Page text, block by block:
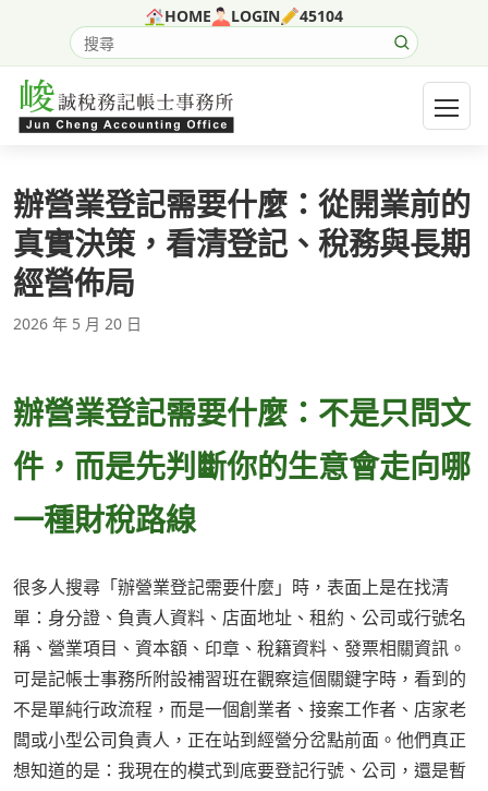
HOME LOGIN 45104
搜尋網站內容
開啟
辦營業登記需要什麼：從開業前的
真實決策，看清登記、稅務與長期
經營佈局
2026 年 5 月 20 日
辦營業登記需要什麼：不是只問文
件，而是先判斷你的生意會走向哪
一種財稅路線
很多人搜尋「辦營業登記需要什麼」時，表面上是在找清
單：身分證、負責人資料、店面地址、租約、公司或行號名
稱、營業項目、資本額、印章、稅籍資料、發票相關資訊。
可是記帳士事務所附設補習班在觀察這個關鍵字時，看到的
不是單純行政流程，而是一個創業者、接案工作者、店家老
闆或小型公司負責人，正在站到經營分岔點前面。他們真正
想知道的是：我現在的模式到底要登記行號、公司，還是暫